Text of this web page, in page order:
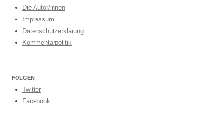
Die Autor/innen
Impressum
Datenschutzerklärung
Kommentarpolitik
FOLGEN
Twitter
Facebook